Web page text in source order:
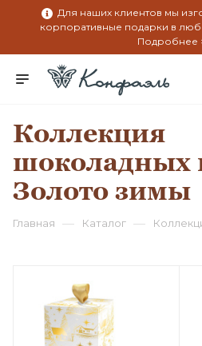
Для наших клиентов мы
корпоративные подарки в
Подробнее
Коллекция
шоколадных
Золото зимы
Главная — Каталог —